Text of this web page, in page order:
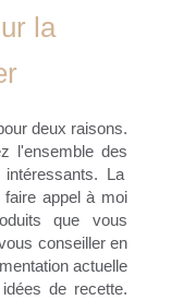
la
deux raisons.
l'ensemble des
La
appel à moi
que vous
conseiller en
actuelle
de recette.